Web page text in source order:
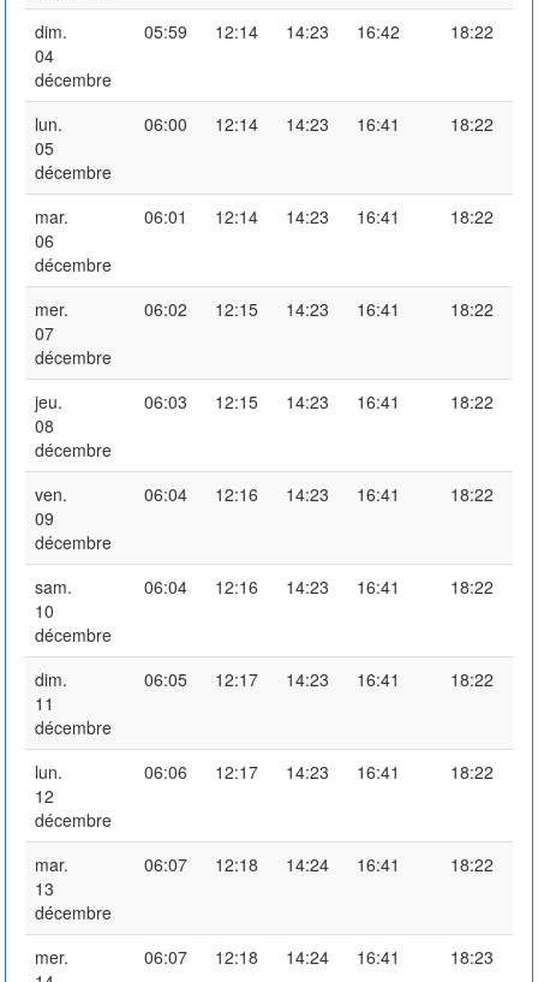
dim.
04
décembre
05:59 12:14 14:23 16:42 18:22
lun.
05
décembre
06:00 12:14 14:23 16:41 18:22
mar.
06
décembre
06:01 12:14 14:23 16:41 18:22
mer.
07
décembre
06:02 12:15 14:23 16:41 18:22
jeu.
08
décembre
06:03 12:15 14:23 16:41 18:22
ven.
09
décembre
06:04 12:16 14:23 16:41 18:22
sam.
10
décembre
06:04 12:16 14:23 16:41 18:22
dim.
11
décembre
06:05 12:17 14:23 16:41 18:22
lun.
12
décembre
06:06 12:17 14:23 16:41 18:22
mar.
13
décembre
06:07 12:18 14:24 16:41 18:22
mer.
06:07 12:18 14:24 16:41 18:23